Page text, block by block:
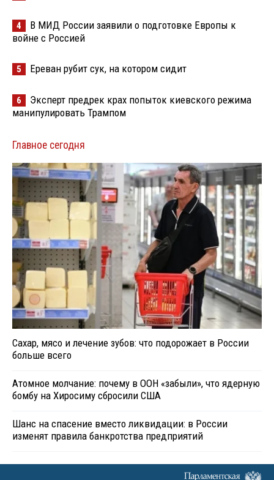
4
В МИД России заявили о подготовке Европы к
войне с Россией
5 Ереван рубит сук, на котором сидит
6
Эксперт предрек крах попыток киевского режима
манипулировать Трампом
Главное сегодня
Сахар, мясо и лечение зубов: что подорожает в России
больше всего
Атомное молчание: почему в ООН «забыли», что ядерную
бомбу на Хиросиму сбросили США
Шанс на спасение вместо ликвидации: в России
изменят правила банкротства предприятий